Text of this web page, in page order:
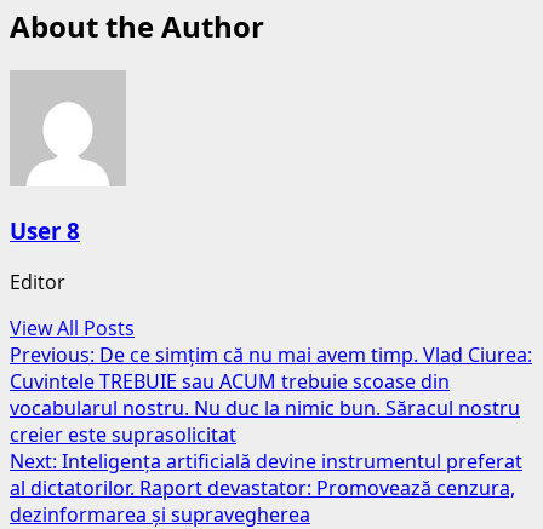
About the Author
User 8
Editor
View All Posts
Post
navigation
Previous: De ce simțim că nu mai avem timp. Vlad Ciurea:
Cuvintele TREBUIE sau ACUM trebuie scoase din
vocabularul nostru. Nu duc la nimic bun. Săracul nostru
creier este suprasolicitat
Next: Inteligența artificială devine instrumentul preferat
al dictatorilor. Raport devastator: Promovează cenzura,
dezinformarea și supravegherea